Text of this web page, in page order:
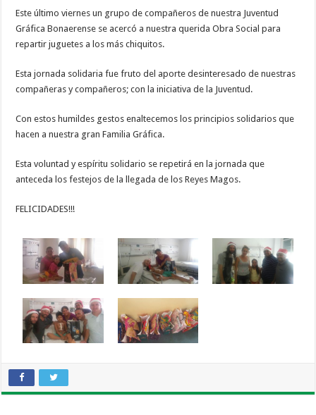
Este último viernes un grupo de compañeros de nuestra Juventud
Gráfica Bonaerense se acercó a nuestra querida Obra Social para
repartir juguetes a los más chiquitos.
Esta jornada solidaria fue fruto del aporte desinteresado de nuestras
compañeras y compañeros; con la iniciativa de la Juventud.
Con estos humildes gestos enaltecemos los principios solidarios que
hacen a nuestra gran Familia Gráfica.
Esta voluntad y espíritu solidario se repetirá en la jornada que
anteceda los festejos de la llegada de los Reyes Magos.
FELICIDADES!!!